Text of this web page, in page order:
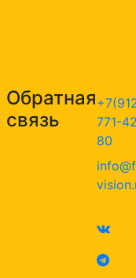
Обратная
связь
771-
80